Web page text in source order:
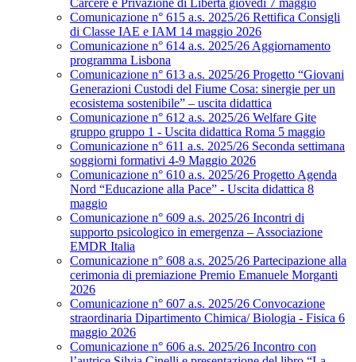
Carcere e Privazione di Libertà giovedì 7 maggio
Comunicazione n° 615 a.s. 2025/26 Rettifica Consigli
di Classe IAE e IAM 14 maggio 2026
Comunicazione n° 614 a.s. 2025/26 Aggiornamento
programma Lisbona
Comunicazione n° 613 a.s. 2025/26 Progetto “Giovani
Generazioni Custodi del Fiume Cosa: sinergie per un
ecosistema sostenibile” – uscita didattica
Comunicazione n° 612 a.s. 2025/26 Welfare Gite
gruppo gruppo 1 - Uscita didattica Roma 5 maggio
Comunicazione n° 611 a.s. 2025/26 Seconda settimana
soggiorni formativi 4-9 Maggio 2026
Comunicazione n° 610 a.s. 2025/26 Progetto Agenda
Nord “Educazione alla Pace” - Uscita didattica 8
maggio
Comunicazione n° 609 a.s. 2025/26 Incontri di
supporto psicologico in emergenza – Associazione
EMDR Italia
Comunicazione n° 608 a.s. 2025/26 Partecipazione alla
cerimonia di premiazione Premio Emanuele Morganti
2026
Comunicazione n° 607 a.s. 2025/26 Convocazione
straordinaria Dipartimento Chimica/ Biologia - Fisica 6
maggio 2026
Comunicazione n° 606 a.s. 2025/26 Incontro con